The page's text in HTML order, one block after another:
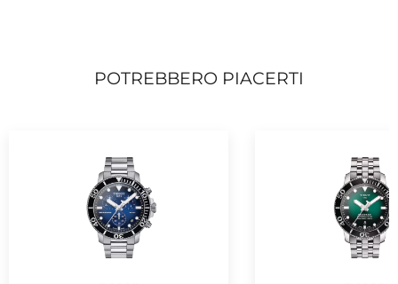
POTREBBERO PIACERTI